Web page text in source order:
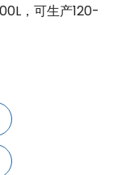
，可生产120-